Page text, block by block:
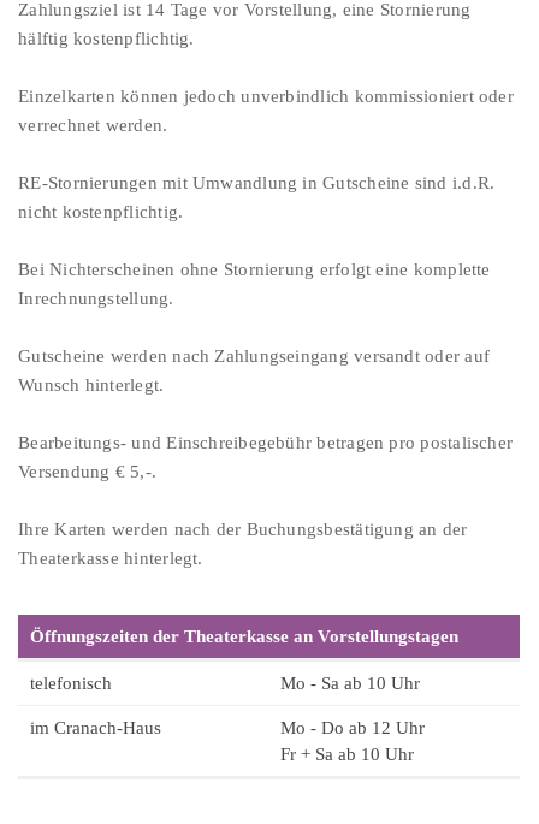
Zahlungsziel ist 14 Tage vor Vorstellung, eine Stornierung
hälftig kostenpflichtig.
Einzelkarten können jedoch unverbindlich kommissioniert oder
verrechnet werden.
RE-Stornierungen mit Umwandlung in Gutscheine sind i.d.R.
nicht kostenpflichtig.
Bei Nichterscheinen ohne Stornierung erfolgt eine komplette
Inrechnungstellung.
Gutscheine werden nach Zahlungseingang versandt oder auf
Wunsch hinterlegt.
Bearbeitungs- und Einschreibegebühr betragen pro postalischer
Versendung € 5,-.
Ihre Karten werden nach der Buchungsbestätigung an der
Theaterkasse hinterlegt.
Öffnungszeiten der Theaterkasse an Vorstellungstagen
telefonisch Mo - Sa ab 10 Uhr
im Cranach-Haus
Mo - Do ab 12 Uhr
Fr + Sa ab 10 Uhr